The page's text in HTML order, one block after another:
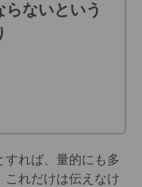
ないという
れば、量的にも多
これだけは伝えなけ